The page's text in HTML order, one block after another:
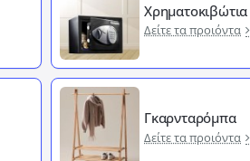
Χρηματοκιβώτια
Δείτε τα προιόντα
Γκαρνταρόμπα
Δείτε τα προιόντα